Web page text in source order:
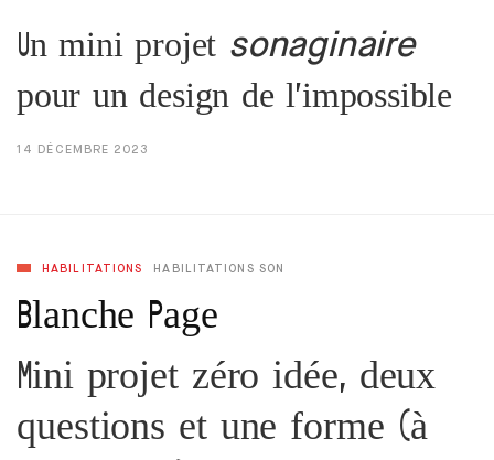
Un mini projet sonaginaire
pour un design de l’impossible
14 DÉCEMBRE 2023
HABILITATIONS HABILITATIONS SON
Blanche Page
Mini projet zéro idée, deux
questions et une forme (à